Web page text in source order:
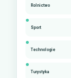
Rolnictwo
Sport
Technologie
Turystyka